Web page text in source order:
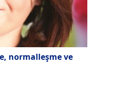
normalleşme ve